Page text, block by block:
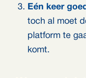
Eén keer
toch al moet
platform te
komt.